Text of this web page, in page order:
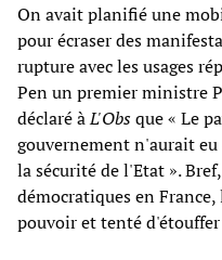
On avait planifié une
pour écraser des
rupture avec les usages
Pen un premier ministre
déclaré àL'Obsque « Le
gouvernement n'aurait
la sécurité de l'Etat ».
démocratiques en
pouvoir et tenté